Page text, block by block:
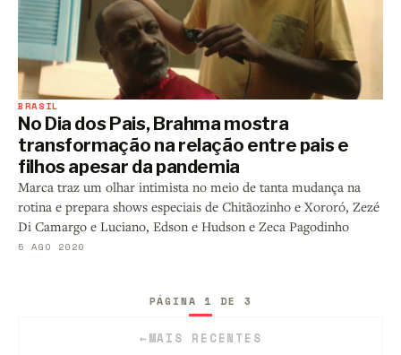
BRASIL
No Dia dos Pais, Brahma mostra
transformação na relação entre pais e
filhos apesar da pandemia
Marca traz um olhar intimista no meio de tanta mudança na
rotina e prepara shows especiais de Chitãozinho e Xororó, Zezé
Di Camargo e Luciano, Edson e Hudson e Zeca Pagodinho
5 AGO 2020
←MAIS RECENTES
PÁGINA 1 DE 3